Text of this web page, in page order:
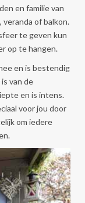
en familie van
of balkon.
te geven kun
op te hangen.
en is bestendig
van de
en is intens.
voor jou door
om iedere